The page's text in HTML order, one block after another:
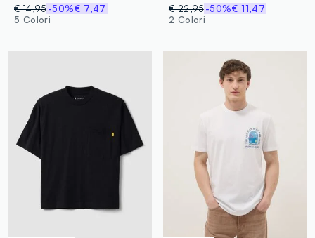
€ 14,95-50%€ 7,47
5 Colori
€ 22,95 -50%€ 11,47
2 Colori